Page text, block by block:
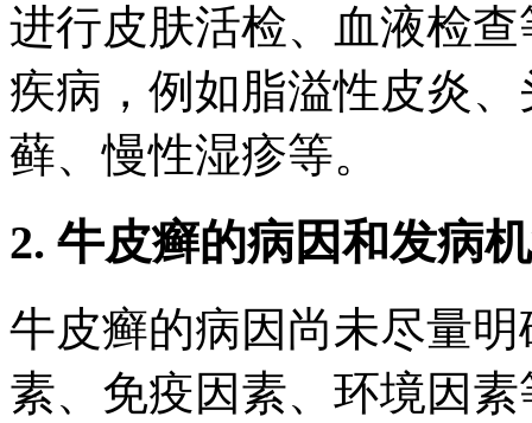
进行皮肤活检、血液检
疾病，例如脂溢性皮炎
藓、慢性湿疹等。
2. 牛皮癣的病因和发病
牛皮癣的病因尚未尽量
素、免疫因素、环境因